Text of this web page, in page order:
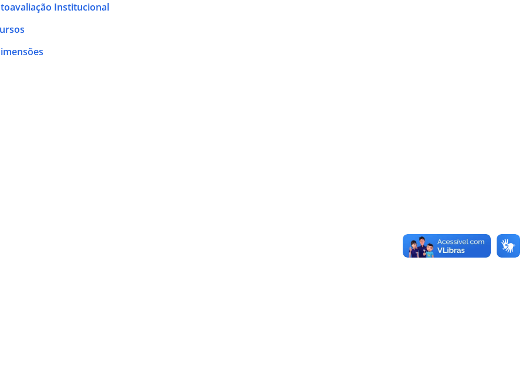
Institucional